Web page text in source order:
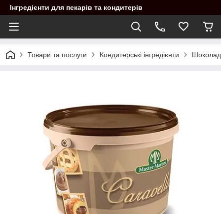
Інгредієнти для пекарів та кондитерів
Товари та послуги Кондитерські інгредієнти